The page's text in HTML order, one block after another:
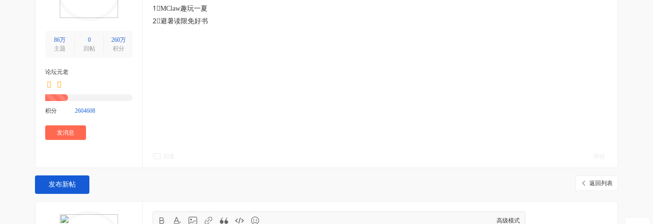
86万
主题
0
回帖
260万
积分
论坛元老
积分 2604608
发消息
1⃣️MClaw趣玩一夏
2⃣️避暑读限免好书
返回列表
发布新帖
高级模式